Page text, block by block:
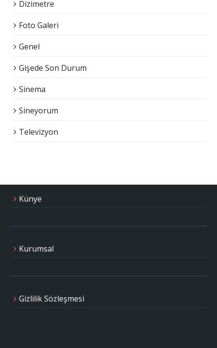
Dizimetre
Foto Galeri
Genel
Gişede Son Durum
Sinema
Sineyorum
Televizyon
Künye
Kurumsal
Gizlilik Sözleşmesi